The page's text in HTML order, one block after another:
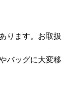
ります。お取扱
バッグに大変移